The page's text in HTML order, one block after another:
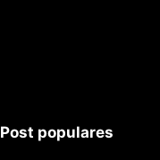
Post populares